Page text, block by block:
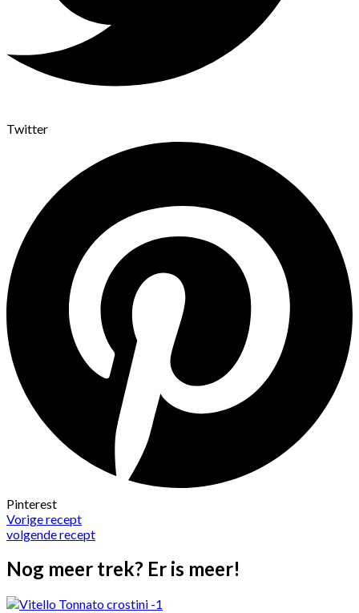
Twitter
Pinterest
Vorige recept
volgende recept
Nog meer trek? Er is meer!